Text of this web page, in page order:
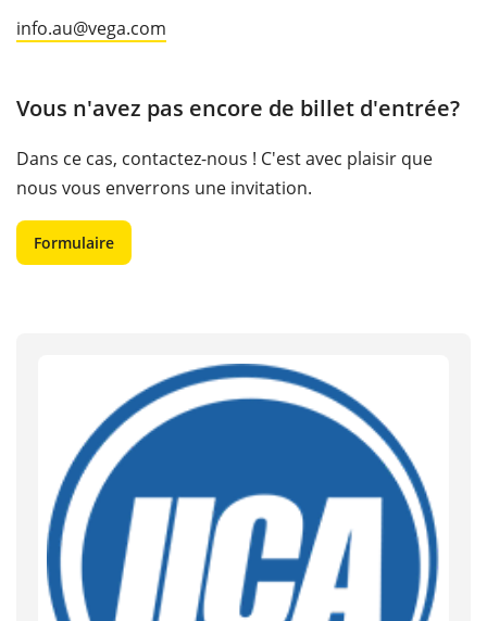
info.au@vega.com
Vous n'avez pas encore de billet d'entrée?
Dans ce cas, contactez-nous ! C'est avec plaisir que
nous vous enverrons une invitation.
Formulaire